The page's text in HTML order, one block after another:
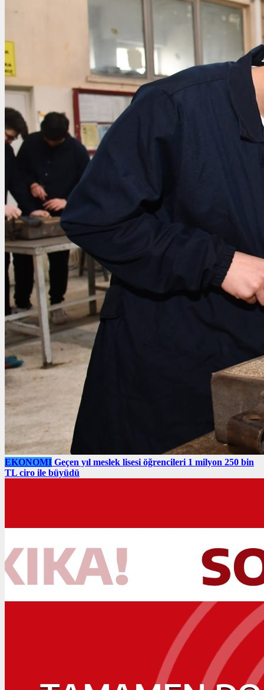
EKONOMI Geçen yıl meslek lisesi öğrencileri 1 milyon 250 bin
TL ciro ile büyüdü